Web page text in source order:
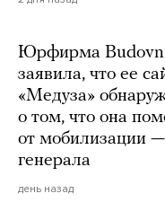
Юрфирма
заявила, что ее
«Медуза»
о том, что она
от мобилизации
генерала
день назад